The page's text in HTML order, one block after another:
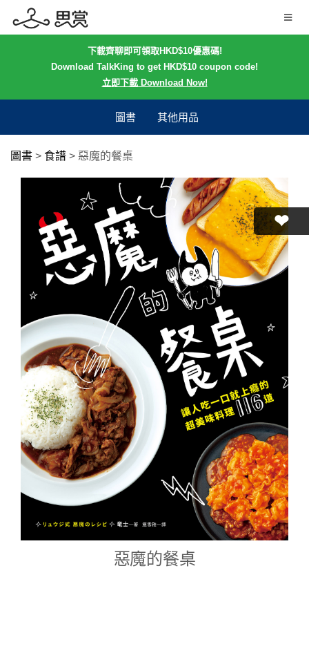
下載齊聊即可領取HKD$10優惠碼!
Download TalkKing to get HKD$10 coupon code!
立即下載 Download Now!
圖書 其他用品
圖書 > 食譜 > 惡魔的餐桌
惡魔的餐桌